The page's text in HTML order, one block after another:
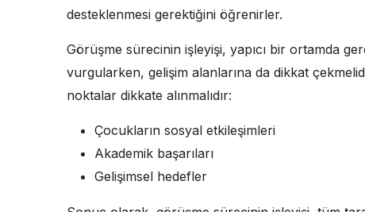
desteklenmesi gerektiğini öğrenirler.
Görüşme sürecinin işleyişi, yapıcı bir ortamda
vurgularken, gelişim alanlarına da dikkat
noktalar dikkate alınmalıdır:
Çocukların sosyal etkileşimleri
Akademik başarıları
Gelişimsel hedefler